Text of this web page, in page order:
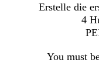
Erstelle die
4
You must